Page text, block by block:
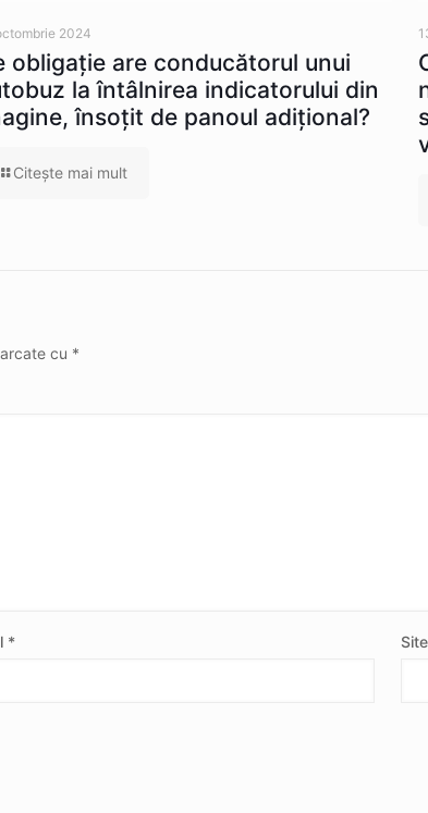
2024
obligaţie are conducătorul unui
la întâlnirea indicatorului din
însoţit de panoul adiţional?
Citeşte mai mult
cu *
*